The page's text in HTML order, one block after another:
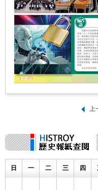
日 一 二 三 四